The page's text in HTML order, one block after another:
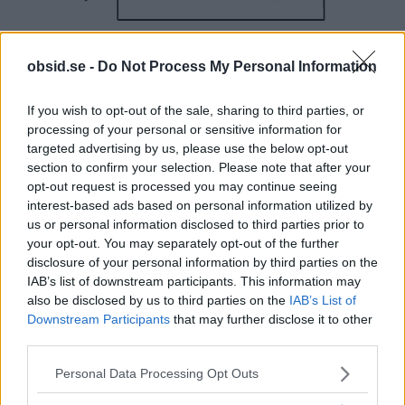
obsid.se - Do Not Process My Personal Information
If you wish to opt-out of the sale, sharing to third parties, or
processing of your personal or sensitive information for
targeted advertising by us, please use the below opt-out
section to confirm your selection. Please note that after your
opt-out request is processed you may continue seeing
interest-based ads based on personal information utilized by
us or personal information disclosed to third parties prior to
your opt-out. You may separately opt-out of the further
disclosure of your personal information by third parties on the
IAB’s list of downstream participants. This information may
also be disclosed by us to third parties on the IAB’s List of
Downstream Participants that may further disclose it to other
Please note that this website/app uses one or more Google
Personal Data Processing Opt Outs
Vad skulle Don Draper Göra?
Image credits totheoatmeal
TAGGAR Samtalsämnen
Herrshorts 2014 – Sval
med stil!
Recension av Watch Dogs
– Klarar det hypen?